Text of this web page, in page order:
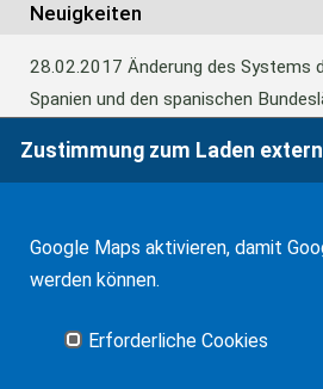
Neuigkeiten
28.02.2017 Änderung des Systems
Spanien und den spanischen
24.06.2016Europäisches
01.01.2016
Erbschaftsteuer und
Zustimmung zum Laden
Google Maps aktivieren, damit
werden können.
Erforderliche Cookies